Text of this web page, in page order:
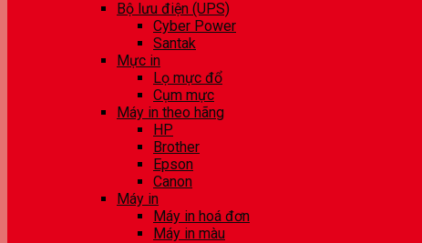
Bộ lưu điện (UPS)
Cyber Power
Santak
Mực in
Lọ mực đổ
Cụm mực
Máy in theo hãng
HP
Brother
Epson
Canon
Máy in
Máy in hoá đơn
Máy in màu